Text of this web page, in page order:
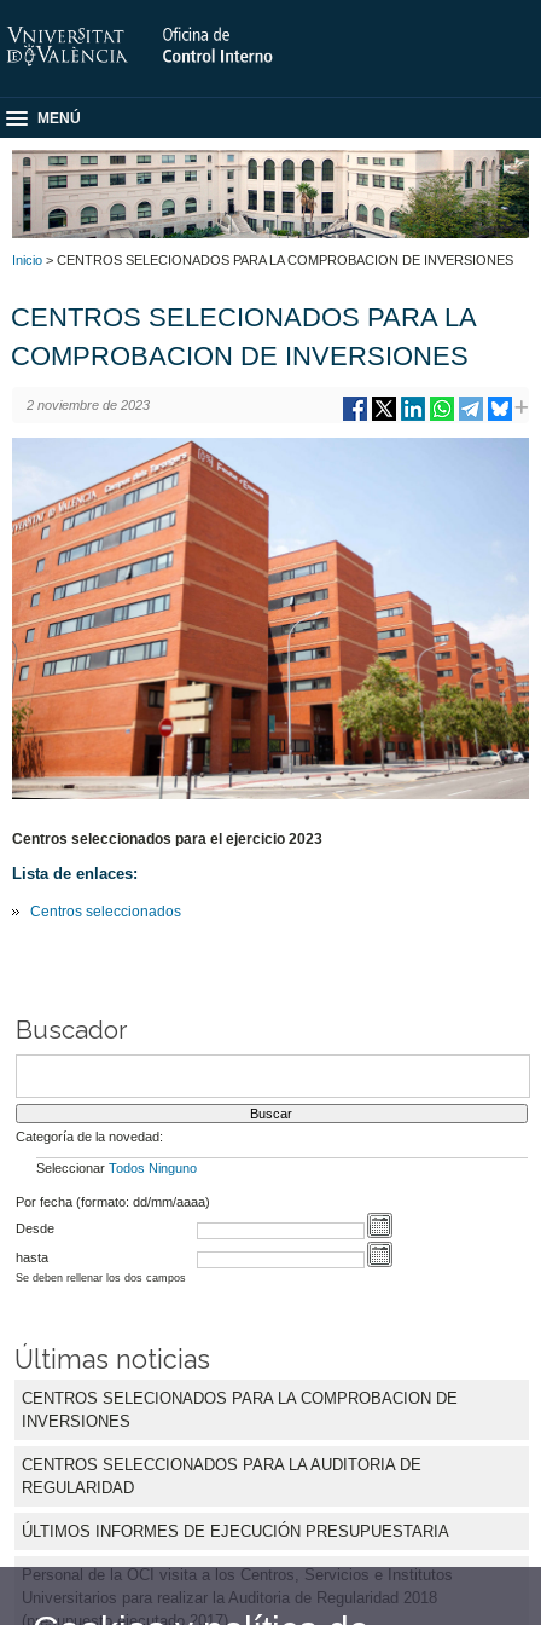
MENÚ
Inicio > CENTROS SELECIONADOS PARA LA COMPROBACION DE INVERSIONES
CENTROS SELECIONADOS PARA LA
COMPROBACION DE INVERSIONES
2 noviembre de 2023
Centros seleccionados para el ejercicio 2023
Lista de enlaces:
Centros seleccionados
Buscador
Categoría de la novedad:
Seleccionar Todos Ninguno
Por fecha (formato: dd/mm/aaaa)
Desde
hasta
Se deben rellenar los dos campos
Últimas noticias
CENTROS SELECIONADOS PARA LA COMPROBACION DE
INVERSIONES
CENTROS SELECCIONADOS PARA LA AUDITORIA DE
REGULARIDAD
ÚLTIMOS INFORMES DE EJECUCIÓN PRESUPUESTARIA
Personal de la OCI visita a los Centros, Servicios e Institutos
Universitarios para realizar la Auditoria de Regularidad 2018
(presupuesto ejecutado 2017)